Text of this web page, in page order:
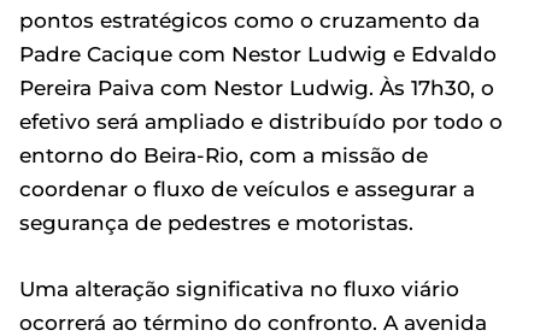
pontos estratégicos como o cruzamento da
Padre Cacique com Nestor Ludwig e Edvaldo
Pereira Paiva com Nestor Ludwig. Às 17h30, o
efetivo será ampliado e distribuído por todo o
entorno do Beira-Rio, com a missão de
coordenar o fluxo de veículos e assegurar a
segurança de pedestres e motoristas.
Uma alteração significativa no fluxo viário
ocorrerá ao término do confronto. A avenida